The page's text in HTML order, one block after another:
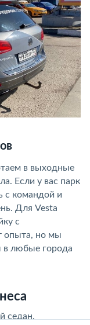
в выходные
Если у вас парк
с командой и
Для Vesta
с
опыта, но мы
в любые города
седан,